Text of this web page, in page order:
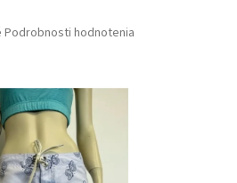
Podrobnosti hodnotenia